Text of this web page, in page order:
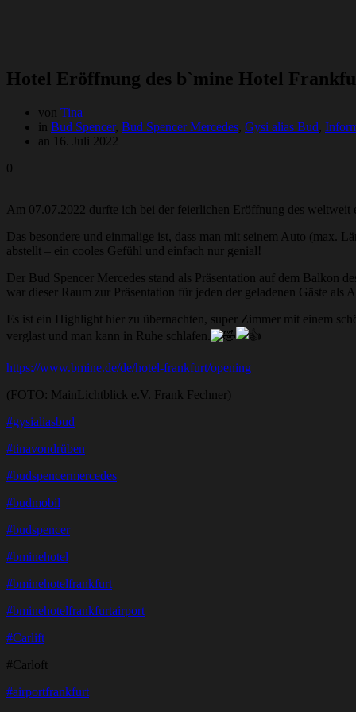
Hotel Eröffnung des b`mine Hotel
von Tina
in Bud Spencer, Bud Spencer Mercedes, Gysi alias Bud,
an 16. Juli 2022
0
Am 07.07.2022 durfte ich bei der feierlichen Eröffnung des
Das besondere und einmalige ist, dass man mit seinem Auto (max.
abstellt – ein cooles Gefühl und einfach nur genial!
Der Bud Spencer Mercedes stand als Präsentation auf dem Balkon
war dieser Raum zur Präsentation für jeden der geladenen Gäste
Es ist ein Highlight hier zu übernachten, super Zimmer mit einem
verglast und man kann in Ruhe schlafen.
https://www.bmine.de/de/hotel-frankfurt/opening
(FOTO: MainLichtblick e.V. Frank Fechner)
#gysialiasbud
#tinavondrüben
#budspencermercedes
#budmobil
#budspencer
#bminehotel
#bminehotelfrankfurt
#bminehotelfrankfurtairport
#Carlift
#Carloft
#airportfrankfurt